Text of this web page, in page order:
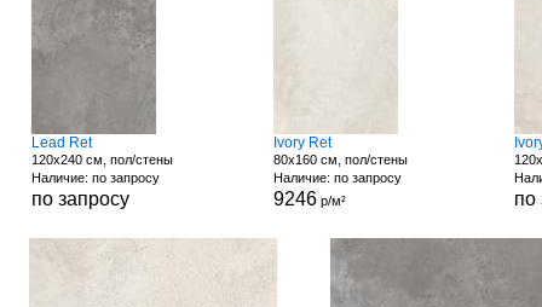
Lead Ret
120x240 см, пол/стены
Наличие: по запросу
по запросу
Ivory Ret
80x160 см, пол/стены
Наличие: по запросу
9246р/м² по